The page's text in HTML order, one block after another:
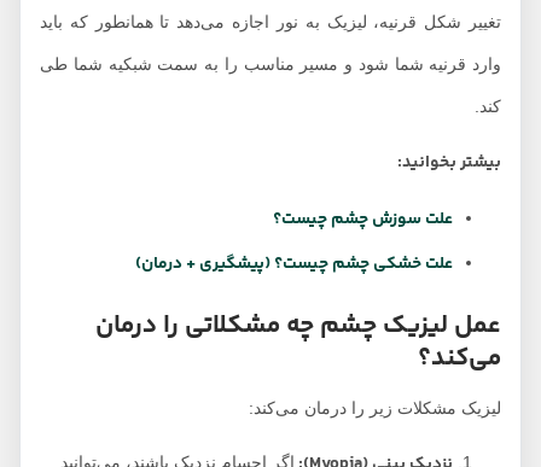
تغییر شکل قرنیه، لیزیک به نور اجازه می‌دهد تا همانطور که باید
وارد قرنیه شما شود و مسیر مناسب را به سمت شبکیه شما طی
بیشتر بخوانید:
علت سوزش چشم چیست؟
علت خشکی چشم چیست؟ (پیشگیری + درمان)
عمل لیزیک چشم چه مشکلاتی را درمان
می‌کند؟
لیزیک مشکلات زیر را درمان می‌کند:
اگر اجسام نزدیک باشند، می‌توانید